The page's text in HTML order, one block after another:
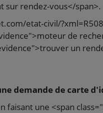
sur rendez-vous</span>.
etat-civil/
de
un
demande de carte
faisant une <span